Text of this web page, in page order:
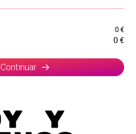
0 €
0 €
Continuar